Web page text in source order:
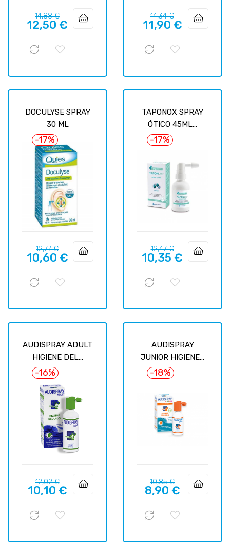
Precio
regular
14,88 €Precio
12,50 €
Precio
regular
14,34 €Precio
11,90 €
DOCULYSE SPRAY
30 ML
-17%
Precio
regular
12,77 €Precio
10,60 €
TAPONOX SPRAY
ÓTICO 45ML...
-17%
Precio
regular
12,47 €Precio
10,35 €
AUDISPRAY ADULT
HIGIENE DEL...
-16%
Precio
regular
12,02 €Precio
10,10 €
AUDISPRAY
JUNIOR HIGIENE...
-18%
Precio
regular
10,85 €Precio
8,90 €